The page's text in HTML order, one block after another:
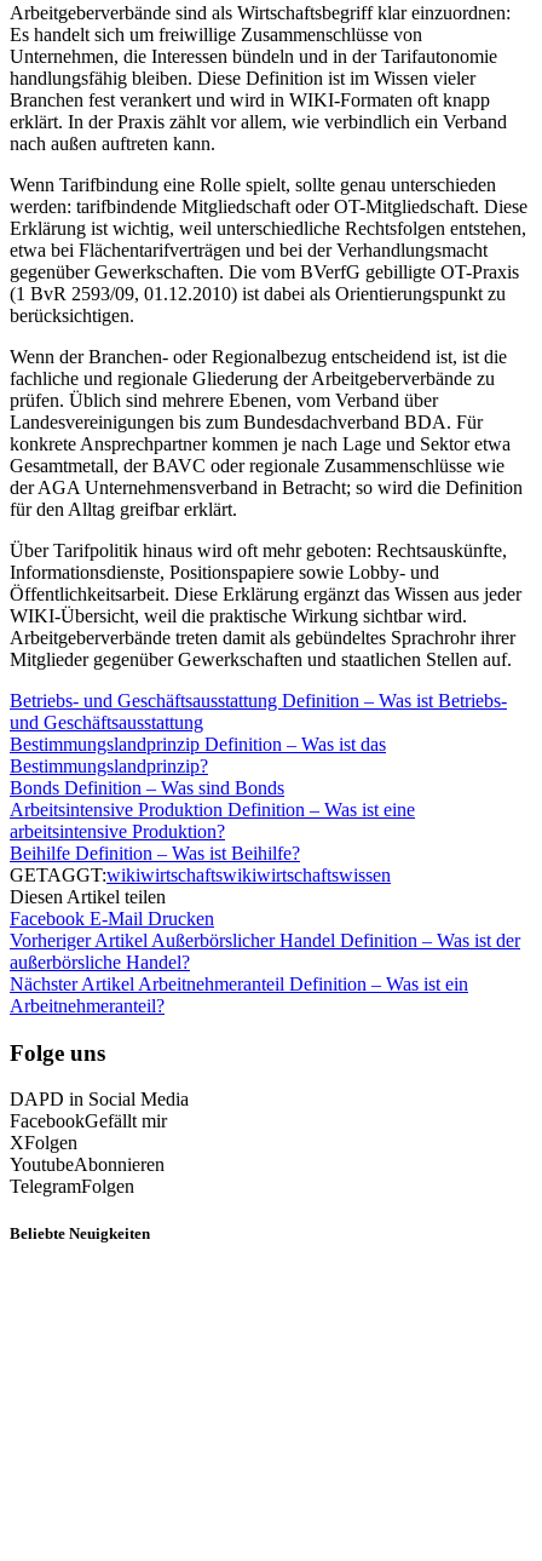
Arbeitgeberverbände sind als Wirtschaftsbegriff klar einzuordnen:
Es handelt sich um freiwillige Zusammenschlüsse von
Unternehmen, die Interessen bündeln und in der Tarifautonomie
handlungsfähig bleiben. Diese Definition ist im Wissen vieler
Branchen fest verankert und wird in WIKI-Formaten oft knapp
erklärt. In der Praxis zählt vor allem, wie verbindlich ein Verband
nach außen auftreten kann.
Wenn Tarifbindung eine Rolle spielt, sollte genau unterschieden
werden: tarifbindende Mitgliedschaft oder OT-Mitgliedschaft. Diese
Erklärung ist wichtig, weil unterschiedliche Rechtsfolgen entstehen,
etwa bei Flächentarifverträgen und bei der Verhandlungsmacht
gegenüber Gewerkschaften. Die vom BVerfG gebilligte OT-Praxis
(1 BvR 2593/09, 01.12.2010) ist dabei als Orientierungspunkt zu
berücksichtigen.
Wenn der Branchen- oder Regionalbezug entscheidend ist, ist die
fachliche und regionale Gliederung der Arbeitgeberverbände zu
prüfen. Üblich sind mehrere Ebenen, vom Verband über
Landesvereinigungen bis zum Bundesdachverband BDA. Für
konkrete Ansprechpartner kommen je nach Lage und Sektor etwa
Gesamtmetall, der BAVC oder regionale Zusammenschlüsse wie
der AGA Unternehmensverband in Betracht; so wird die Definition
für den Alltag greifbar erklärt.
Über Tarifpolitik hinaus wird oft mehr geboten: Rechtsauskünfte,
Informationsdienste, Positionspapiere sowie Lobby- und
Öffentlichkeitsarbeit. Diese Erklärung ergänzt das Wissen aus jeder
WIKI-Übersicht, weil die praktische Wirkung sichtbar wird.
Arbeitgeberverbände treten damit als gebündeltes Sprachrohr ihrer
Mitglieder gegenüber Gewerkschaften und staatlichen Stellen auf.
Betriebs- und Geschäftsausstattung Definition – Was ist Betriebs-
und Geschäftsausstattung
Bestimmungslandprinzip Definition – Was ist das
Bestimmungslandprinzip?
Bonds Definition – Was sind Bonds
Arbeitsintensive Produktion Definition – Was ist eine
arbeitsintensive Produktion?
Beihilfe Definition – Was ist Beihilfe?
GETAGGT:wikiwirtschaftswikiwirtschaftswissen
Diesen Artikel teilen
Facebook E-Mail Drucken
Vorheriger Artikel Außerbörslicher Handel Definition – Was ist der
außerbörsliche Handel?
Nächster Artikel Arbeitnehmeranteil Definition – Was ist ein
Arbeitnehmeranteil?
Folge uns
DAPD in Social Media
FacebookGefällt mir
XFolgen
YoutubeAbonnieren
TelegramFolgen
Beliebte Neuigkeiten